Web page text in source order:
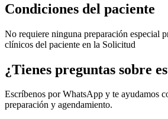
Condiciones del paciente
No requiere ninguna preparación especial
clínicos del paciente en la Solicitud
¿Tienes preguntas sobre
Escríbenos por WhatsApp y te ayudamos
preparación y agendamiento.